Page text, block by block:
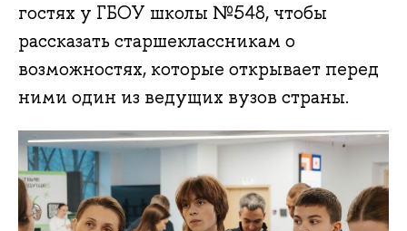
гостях у ГБОУ школы №548, чтобы
рассказать старшеклассникам о
возможностях, которые открывает перед
ними один из ведущих вузов страны.